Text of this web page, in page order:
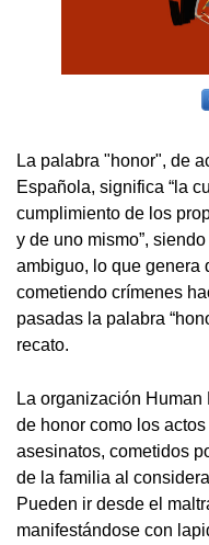
La palabra "honor", de
Española, significa “la
cumplimiento de los
y de uno mismo”,
ambiguo, lo que genera
cometiendo crímenes
pasadas la palabra
recato.
La organización
de honor como los
asesinatos, cometidos
de la familia al
Pueden ir desde el
manifestándose con